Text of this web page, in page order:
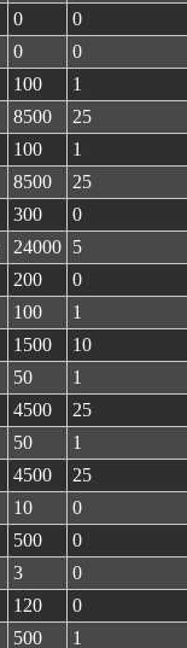
0
0
0
0
100
1
8500
25
100
1
8500
25
300
0
24000 5
200
0
100
1
1500
10
50
1
4500
25
50
1
4500
25
10
0
500
0
3
0
120
0
500 1